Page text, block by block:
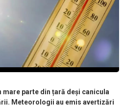
mare parte din țară deși canicula
Meteorologii au emis avertizări